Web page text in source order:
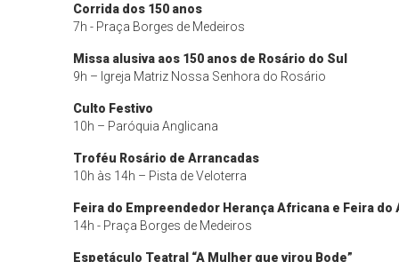
Corrida dos 150 anos
7h - Praça Borges de Medeiros
Missa alusiva aos 150 anos de Rosário do Sul
9h – Igreja Matriz Nossa Senhora do Rosário
Culto Festivo
10h – Paróquia Anglicana
Troféu Rosário de Arrancadas
10h às 14h – Pista de Veloterra
Feira do Empreendedor Herança Africana e Feira do
14h - Praça Borges de Medeiros
Espetáculo Teatral “A Mulher que virou Bode”